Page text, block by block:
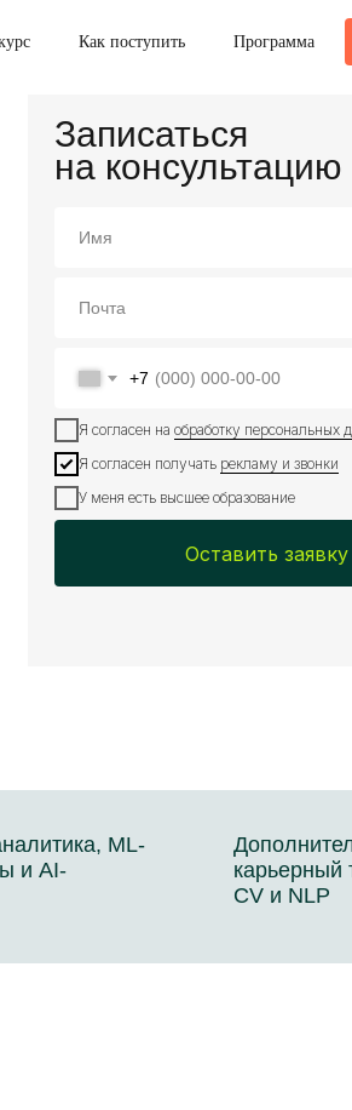
Как поступить Программа
ML-
и AI-
+7
Я согласен на обработку персональных
Я согласен получать рекламу и звонки
У меня есть высшее образование
Оставить заявку
Записаться
на консультацию
карьерный
CV и NLP